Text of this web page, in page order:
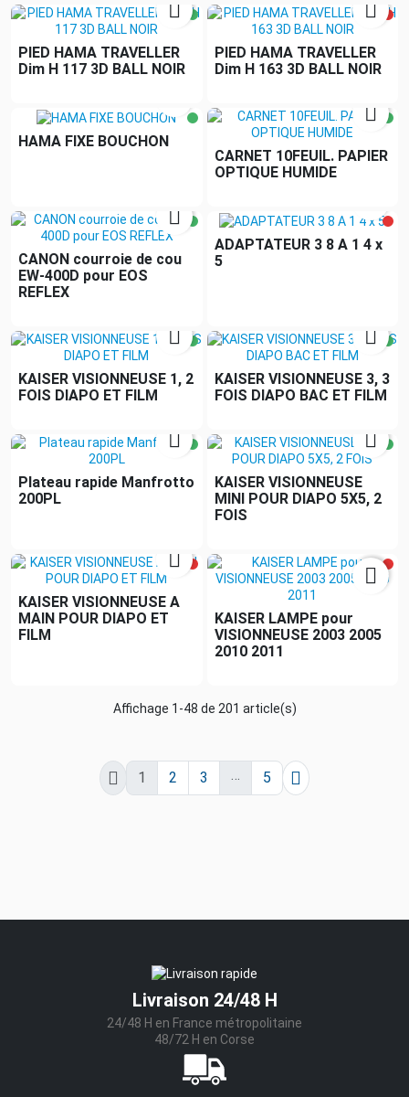

PIED HAMA TRAVELLER
Dim H 117 3D BALL NOIR

PIED HAMA TRAVELLER
Dim H 163 3D BALL NOIR
HAMA FIXE BOUCHON

CARNET 10FEUIL. PAPIER
OPTIQUE HUMIDE

CANON courroie de cou
EW-400D pour EOS
REFLEX
ADAPTATEUR 3 8 A 1 4 x
5

KAISER VISIONNEUSE 1, 2
FOIS DIAPO ET FILM

KAISER VISIONNEUSE 3, 3
FOIS DIAPO BAC ET FILM

Plateau rapide Manfrotto
200PL

KAISER VISIONNEUSE
MINI POUR DIAPO 5X5, 2
FOIS

KAISER VISIONNEUSE A
MAIN POUR DIAPO ET
FILM

KAISER LAMPE pour
VISIONNEUSE 2003 2005
2010 2011
Affichage 1-48 de 201 article(s)
 1 2 3 … 5 
Livraison 24/48 H
24/48 H en France métropolitaine
48/72 H en Corse